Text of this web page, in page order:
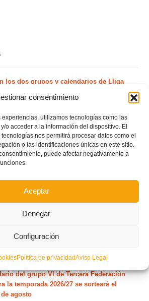
consentimiento
experiencias, utilizamos tecnologías como las
o acceder a la información del dispositivo. El
nos permitirá procesar datos como el
o las identificaciones únicas en este sitio.
puede afectar negativamente a
Aceptar
Denegar
Configuración
Política de privacidadAviso Legal
los dos grupos y calendarios de Lliga
Comunitat FFCV Futsal
de la Copa Federación
RFEF para la temporada 2026/2027
de la temporada 2026/2027
del grupo VI de Tercera Federación
la temporada 2026/27 se sorteará el
agosto